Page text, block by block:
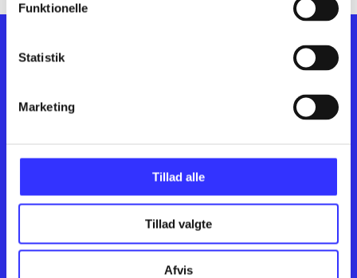
Funktionelle
Statistik
Marketing
Tillad alle
Tillad valgte
Afvis Feedback
Kontakt os
English
Artikler
Film
Musik
Noder